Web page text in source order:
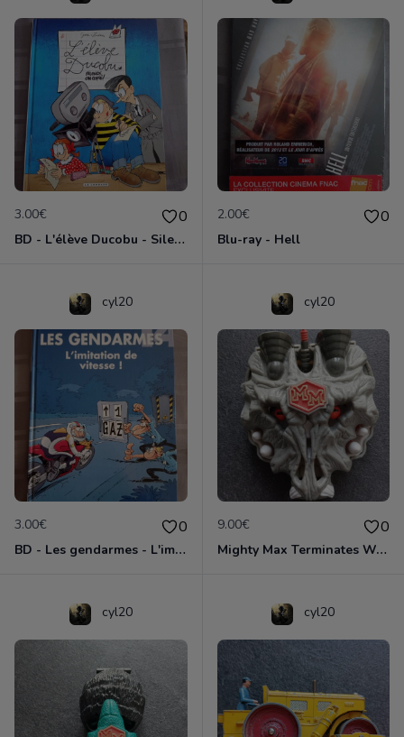
3.00€ 0
BD - L'élève Ducobu - Silence, on copie
2.00€ 0
Blu-ray - Hell
cyl20
3.00€ 0
BD - Les gendarmes - L'imitation de vitesse - Tome 14
cyl20
9.00€ 0
Mighty Max Terminates Wolfship 7
cyl20 cyl20